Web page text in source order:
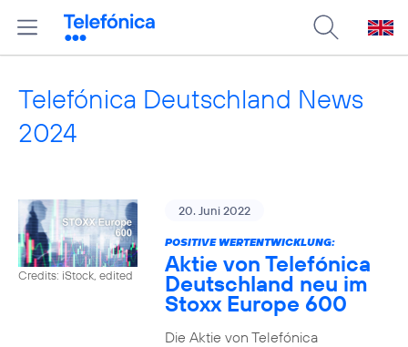
Telefónica Deutschland News
2024
Credits: iStock, edited
20. Juni 2022
POSITIVE WERTENTWICKLUNG:
Aktie von Telefónica
Deutschland neu im
Stoxx Europe 600
Die Aktie von Telefónica